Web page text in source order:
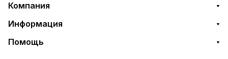
Компания
Информация
Помощь